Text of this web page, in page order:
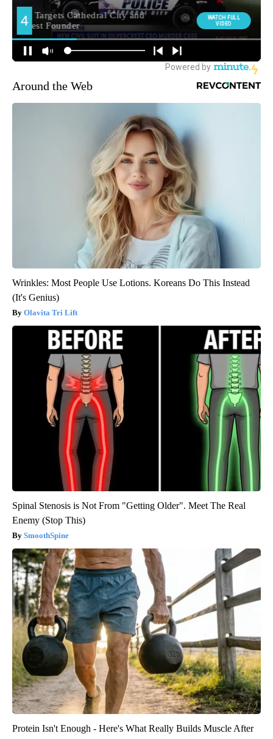
Around the Web
Wrinkles: Most People Use Lotions. Koreans Do This Instead
(It's Genius)
Olavita Tri Lift
Spinal Stenosis is Not From "Getting Older". Meet The Real
Enemy (Stop This)
SmoothSpine
Protein Isn't Enough - Here's What Really Builds Muscle After